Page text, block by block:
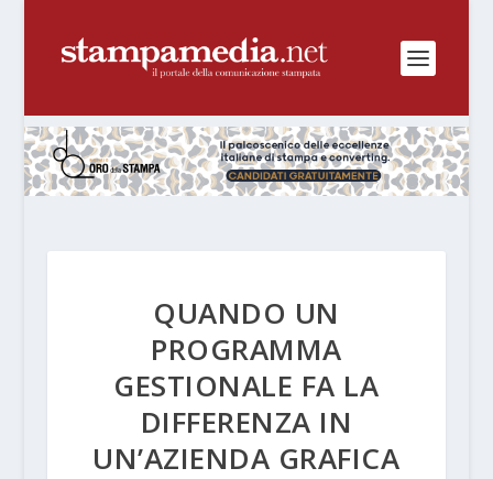
QUANDO UN
PROGRAMMA
GESTIONALE FA LA
DIFFERENZA IN
UN’AZIENDA GRAFICA